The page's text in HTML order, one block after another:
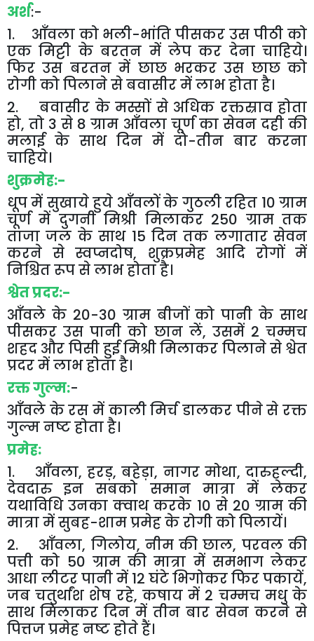
अर्श:-
1. आँवला को भली-भांति पीसकर उस पीठी को
एक मिट्टी के बरतन में लेप कर देना चाहिये।
फिर उस बरतन में छाछ भरकर उस छाछ को
रोगीकोपिलानेसेबवासीरमेंलाभहोताहै।
2. बवासीर के मस्सों से अधिक रक्तस्राव होता
हो,तो 3 से 8 ग्राम आँवला चूर्ण का सेवन दही की
मलाई के साथ दिन में दो-तीन बार करना
चाहिये।
शुक्रमेह:-
धूपमें सुखायेहुये आँवलोंके गुठलीरहित 10 ग्राम
चूर्ण में दुगनी मिश्री मिलाकर250 ग्राम तक
ताजा जल के साथ15 दिन तक लगातार सेवन
करने से स्वप्नदोष, शुक्रप्रमेह आदि रोगों में
निश्चितरूपसेलाभहोताहै।
श्वेतप्रदर:-
आँवले के20-30 ग्राम बीजों को पानी के साथ
पीसकर उस पानी को छान लें, उसमें2 चम्मच
शहद और पिसीहुईमिश्रीमिलाकर पिलानेसे श्वेत
प्रदरमेंलाभहोताहै।
रक्तगुल्म:-
आँवले के रस में काली मिर्च डालकर पीने से रक्त
गुल्मनष्टहोताहै।
प्रमेह:
1. आँवला,हरड़,बहेड़ा, नागर मोथा,दारुहल्दी,
देवदारु
इन सबको समान मात्रा में
लेकर
यथाविधि उनका क्वाथ करके 10 से20 ग्राम की
मात्रामेंसुबह-शामप्रमेहकेरोगीकोपिलायें।
2. आँवला, गिलोय, नीम की छाल, परवल की
पत्ती को 50 ग्राम की मात्रा में समभाग लेकर
आधालीटरपानीमें 12 घंटेभिगोकरफिरपकायें,
जब चतुर्थांश शेष रहे, कषाय में 2 चम्मच मधु के
साथ मिलाकर दिन में तीन बार सेवन करने से
पित्तजप्रमेहनष्टहोतेहैं।